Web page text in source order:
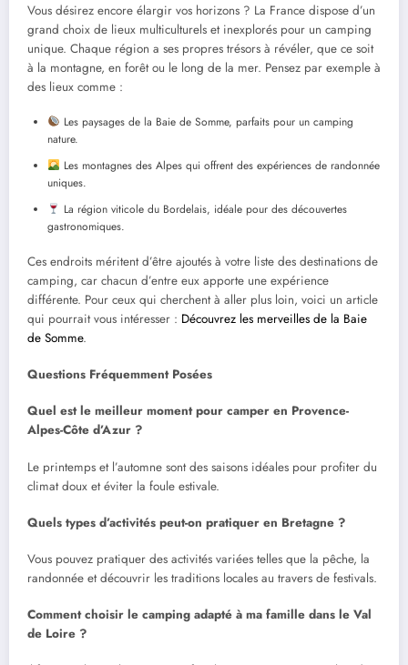
Vous désirez encore élargir vos horizons ? La France dispose d’un
grand choix de lieux multiculturels et inexplorés pour un camping
unique. Chaque région a ses propres trésors à révéler, que ce soit
à la montagne, en forêt ou le long de la mer. Pensez par exemple à
des lieux comme :
Les paysages de la Baie de Somme, parfaits pour un camping
nature.
Les montagnes des Alpes qui offrent des expériences de randonnée
uniques.
La région viticole du Bordelais, idéale pour des découvertes
gastronomiques.
Ces endroits méritent d’être ajoutés à votre liste des destinations de
camping, car chacun d’entre eux apporte une expérience
différente. Pour ceux qui cherchent à aller plus loin, voici un article
qui pourrait vous intéresser : Découvrez les merveilles de la Baie
de Somme.
Questions Fréquemment Posées
Quel est le meilleur moment pour camper en Provence-
Alpes-Côte d’Azur ?
Le printemps et l’automne sont des saisons idéales pour profiter du
climat doux et éviter la foule estivale.
Quels types d’activités peut-on pratiquer en Bretagne ?
Vous pouvez pratiquer des activités variées telles que la pêche, la
randonnée et découvrir les traditions locales au travers de festivals.
Comment choisir le camping adapté à ma famille dans le Val
de Loire ?